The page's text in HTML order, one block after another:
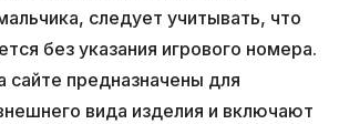
следует учитывать, что
без указания игрового номера.
сайте предназначены для
вида изделия и включают